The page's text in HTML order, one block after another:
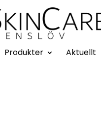
Produkter Aktuellt